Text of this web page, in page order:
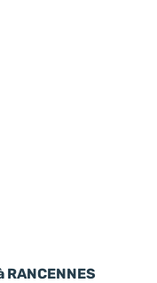
RANCENNES